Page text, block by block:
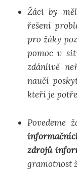
Žáci by
řešení
pro žáky
pomoc v
zdánlivě
naučí
kteří je
Povedeme
zdrojů
gramotnost